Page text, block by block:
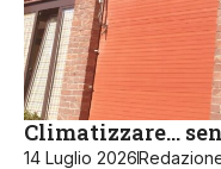
Climatizzare…
14 Luglio 2026